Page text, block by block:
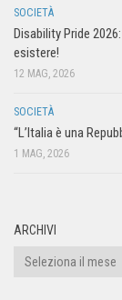
SOCIETÀ
Disability Pride
esistere!
12 MAG, 2026
SOCIETÀ
“L’Italia è una
1 MAG, 2026
ARCHIVI